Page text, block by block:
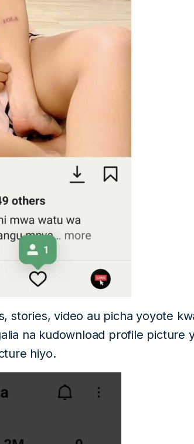
stories, video au picha yoyote
na kudownload profile picture
hiyo.